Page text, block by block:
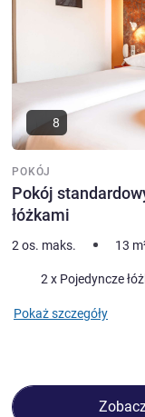
POKÓJ
Pokój
łóżkami
8
2 os. maks. 13
Pościel2 x Pojedyncze
Pokaż szczegóły